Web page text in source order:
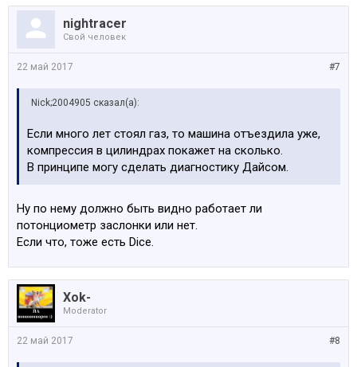
nightracer
Свой человек
#7
22 май 2017
Nick;2004905 сказал(а):
Если много лет стоял газ, то машина отъездила уже,
компрессия в цилиндрах покажет на сколько.
В принципе могу сделать диагностику Дайсом.
Ну по нему должно быть видно работает ли
потонциометр заслонки или нет.
Если что, тоже есть Dice.
Xok-
Moderator
#8
22 май 2017